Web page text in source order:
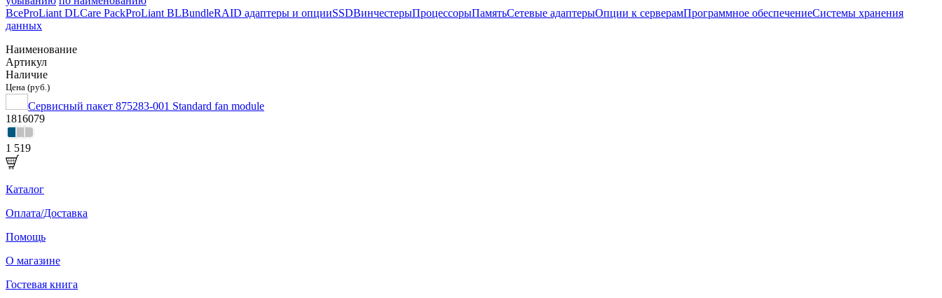
ВсеProLiant DLCare PackProLiant BLBundleRAID адаптеры и опцииSSDВинчестерыПроцессорыПамятьСетевые адаптерыОпции к серверамПрограммное обеспечениеСистемы хранения
данных
Наименование
Артикул
Наличие
Цена (руб.)
Сервисный пакет 875283-001 Standard fan module
1816079
1 519
Каталог
Оплата/Доставка
Помощь
О магазине
Гостевая книга